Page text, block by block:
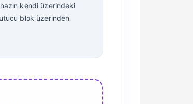
kendi üzerindeki
blok üzerinden